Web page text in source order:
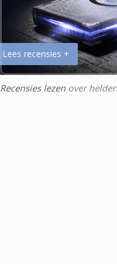
Lees recensies +
Recensies lezen over